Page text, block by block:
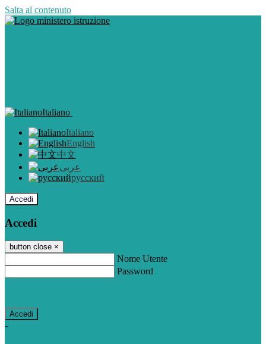
Salta al contenuto
Italiano
Italiano
English
中文
عربى
русский
Accedi
Accedi
button close ×
Nome Utente
Password
-